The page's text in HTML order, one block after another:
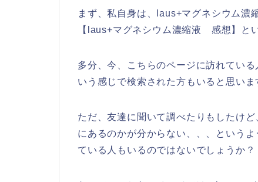
まず、私自身は、laus+マグネシウム濃
【laus+マグネシウム濃縮液 感想】と
多分、今、こちらのページに訪れてい
いう感じで検索された方もいると思いま
ただ、友達に聞いて調べたりもしたけ
にあるのかが分からない、、、という
ている人もいるのではないでしょうか？